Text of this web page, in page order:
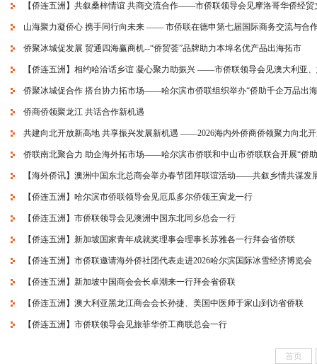
【侨连五洲】共叙桑梓情谊 共商交流合作——市侨联领导会见摩洛哥华侨经
山海聚力凝侨心 携手同行向未来 —— 市侨联在德申第七届国际商务交流与合
侨聚冰城促发展 贸通四海赢商机--“侨贸荟”品牌助力本埠名优产品出海拓市
【侨连五洲】相约哈洽话乡谊 凝心聚力助振兴 ——市侨联领导会见澳大利亚
侨聚冰城促合作 搭台协力拓市场——哈尔滨市侨联组织举办“侨助千企万品出
侨商侨领聚龙江 共话合作新机遇
共建向北开放新高地 共享振兴发展新机遇 ——2026海内外侨商侨领聚力向北
侨联南北聚合力 助企海外拓市场——哈尔滨市侨联和中山市侨联联合开展“侨
【海外侨讯】澳洲中国东北总商会举办春节团拜联谊活动——共叙乡情共谋发
【侨连五洲】哈尔滨市侨联领导会见厄瓜多尔侨领王寅龙一行
【侨连五洲】市侨联领导会见澳洲中国东北同乡总会一行
【侨连五洲】新加坡国家青年成就奖理事会理事长苏雅各一行拜会省侨联
【侨连五洲】市侨联邀请海外侨社团代表走进2026哈尔滨国际冰雪经济博览会
【侨连五洲】新加坡中国商会会长卓潮来一行拜会省侨联
【侨连五洲】澳大利亚黑龙江商会会长孙捷、美国中医师于家山到访省侨联
【侨连五洲】市侨联领导会见旅菲华侨工商联总会一行
首页